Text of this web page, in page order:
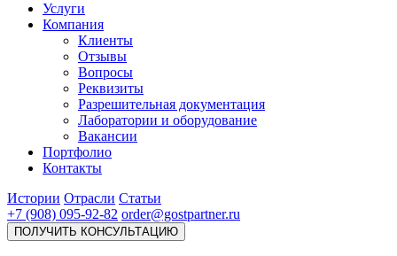
Услуги
Компания
Клиенты
Отзывы
Вопросы
Реквизиты
Разрешительная документация
Лаборатории и оборудование
Вакансии
Портфолио
Контакты
Истории Отрасли Статьи
+7 (908) 095-92-82 order@gostpartner.ru
ПОЛУЧИТЬ КОНСУЛЬТАЦИЮ